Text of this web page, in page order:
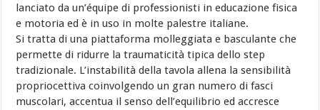
lanciato da un’équipe di professionisti in educazione fisica
e motoria ed è in uso in molte palestre italiane.
Si tratta di una piattaforma molleggiata e basculante che
permette di ridurre la traumaticità tipica dello step
tradizionale. L’instabilità della tavola allena la sensibilità
propriocettiva coinvolgendo un gran numero di fasci
muscolari, accentua il senso dell’equilibrio ed accresce